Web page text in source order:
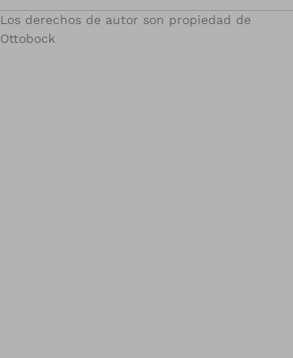
Los derechos de autor son propiedad de
Ottobock